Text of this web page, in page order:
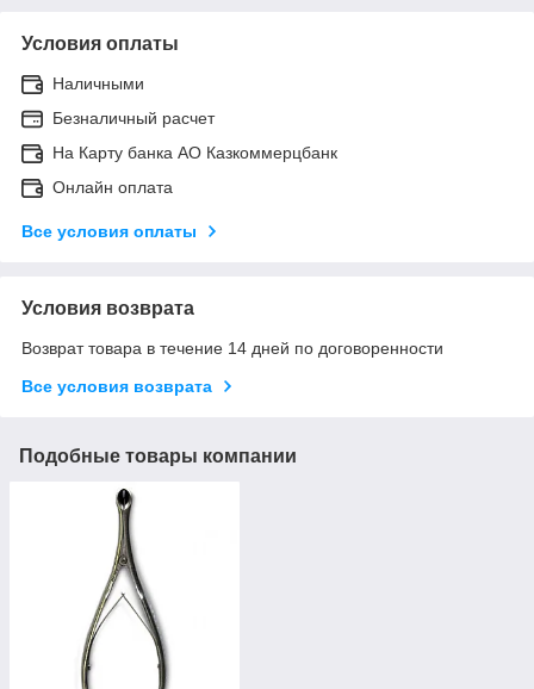
Условия оплаты
Наличными
Безналичный расчет
На Карту банка АО Казкоммерцбанк
Онлайн оплата
Все условия оплаты
Условия возврата
Возврат товара в течение 14 дней по договоренности
Все условия возврата
Подобные товары компании